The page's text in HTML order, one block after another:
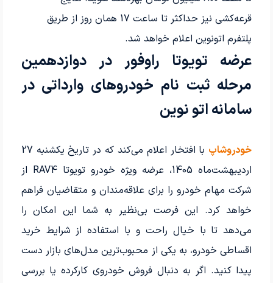
قرعه‌کشی نیز حداکثر تا ساعت 17 همان روز از طریق
پلتفرم اتونوین اعلام خواهد شد.
عرضه تویوتا راوفور در دوازدهمین
مرحله ثبت نام خودروهای وارداتی در
سامانه اتو نوین
خودروشاپ
با افتخار اعلام می‌کند که در تاریخ یکشنبه 27
اردیبهشت‌ماه 1405، عرضه ویژه خودرو تویوتا RAV4 از
شرکت مهام خودرو را برای علاقه‌مندان و متقاضیان فراهم
خواهد کرد. این فرصت بی‌نظیر به شما این امکان را
می‌دهد تا با خیال راحت و با استفاده از شرایط خرید
اقساطی خودرو، به یکی از محبوب‌ترین مدل‌های بازار دست
پیدا کنید. اگر به دنبال فروش خودروی کارکرده یا بررسی